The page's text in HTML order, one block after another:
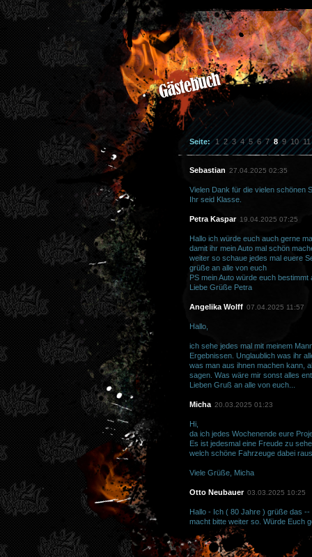
Seite: 1 2 3 4 5 6 7 8 9 10 11
Sebastian 27.04.2025 02:35
Vielen Dank für die vielen schönen
Ihr seid Klasse.
Petra Kaspar 19.04.2025 07:25
Hallo ich würde euch auch gerne
damit ihr mein Auto mal schön
weiter so schaue jedes mal euere
grüße an alle von euch
PS mein Auto würde euch
Liebe Grüße Petra
Angelika Wolff 07.04.2025 11:57
Hallo,
ich sehe jedes mal mit meinem
Ergebnissen. Unglaublich was ihr
was man aus ihnen machen kann,
sagen. Was wäre mir sonst alles
Lieben Gruß an alle von euch...
Micha 20.03.2025 01:23
Hi,
da ich jedes Wochenende eure
Es ist jedesmal eine Freude zu
welch schöne Fahrzeuge dabei
Viele Grüße, Micha
Otto Neubauer 03.03.2025 10:25
Hallo - Ich ( 80 Jahre ) grüße das
macht bitte weiter so. Würde Euch
Ihr habt ja kein Zeit , habt sooooo
Viele Grüße aus Kissenbrück bei